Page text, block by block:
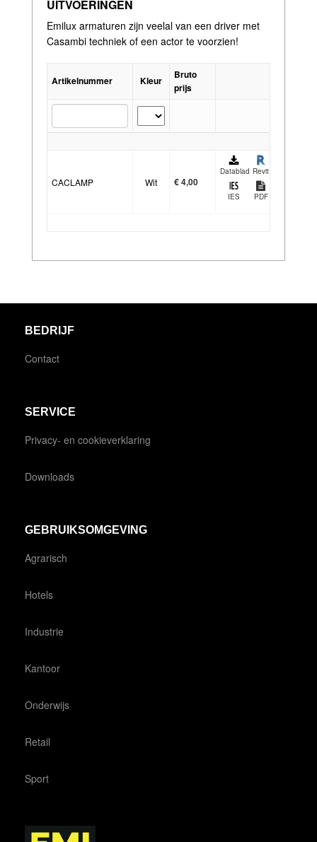
UITVOERINGEN
Emilux armaturen zijn veelal van een driver met
Casambi techniek of een actor te voorzien!
Artikelnummer Kleur
Bruto
prijs
CACLAMP Wit €4,00
Datablad Revit
IES PDF
BEDRIJF
Contact
SERVICE
Privacy- en cookieverklaring
Downloads
GEBRUIKSOMGEVING
Agrarisch
Hotels
Industrie
Kantoor
Onderwijs
Retail
Sport